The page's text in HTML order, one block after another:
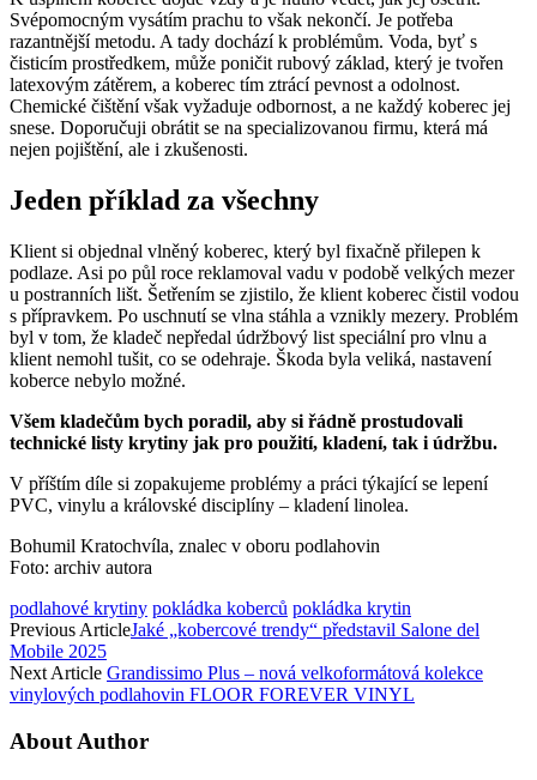
Svépomocným vysátím prachu to však nekončí. Je potřeba
razantnější metodu. A tady dochází k problémům. Voda, byť s
čisticím prostředkem, může poničit rubový základ, který je tvořen
latexovým zátěrem, a koberec tím ztrácí pevnost a odolnost.
Chemické čištění však vyžaduje odbornost, a ne každý koberec jej
snese. Doporučuji obrátit se na specializovanou firmu, která má
nejen pojištění, ale i zkušenosti.
Jeden příklad za všechny
Klient si objednal vlněný koberec, který byl fixačně přilepen k
podlaze. Asi po půl roce reklamoval vadu v podobě velkých mezer
u postranních lišt. Šetřením se zjistilo, že klient koberec čistil vodou
s přípravkem. Po uschnutí se vlna stáhla a vznikly mezery. Problém
byl v tom, že kladeč nepředal údržbový list speciální pro vlnu a
klient nemohl tušit, co se odehraje. Škoda byla veliká, nastavení
koberce nebylo možné.
Všem kladečům bych poradil, aby si řádně prostudovali
technické listy krytiny jak pro použití, kladení, tak i údržbu.
V příštím díle si zopakujeme problémy a práci týkající se lepení
PVC, vinylu a královské disciplíny – kladení linolea.
Bohumil Kratochvíla, znalec v oboru podlahovin
Foto: archiv autora
podlahové krytiny pokládka koberců pokládka krytin
Previous ArticleJaké „kobercové trendy“ představil Salone del
Mobile 2025
Next Article Grandissimo Plus – nová velkoformátová kolekce
vinylových podlahovin FLOOR FOREVER VINYL
About Author